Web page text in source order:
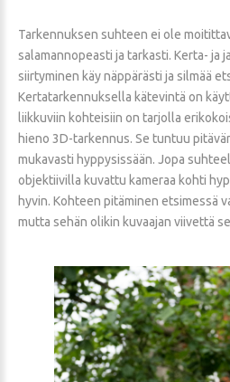
Tarkennuksen suhteen ei ole
salamannopeasti ja tarkasti. Kerta- ja
siirtyminen käy näppärästi ja silmää
Kertatarkennuksella kätevintä on
liikkuviin kohteisiin on tarjolla
hieno 3D-tarkennus. Se tuntuu
mukavasti hyppysissään. Jopa
objektiivilla kuvattu kameraa kohti
hyvin. Kohteen pitäminen etsimessä
mutta sehän olikin kuvaajan viivettä